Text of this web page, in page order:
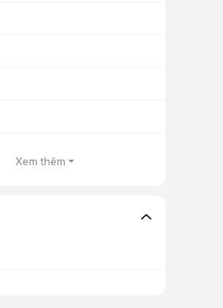
Xem thêm